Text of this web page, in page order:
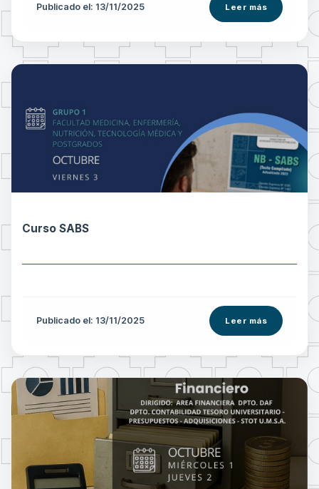
Publicado el: 13/11/2025 Leer más
Curso SABS
Publicado el: 13/11/2025 Leer más